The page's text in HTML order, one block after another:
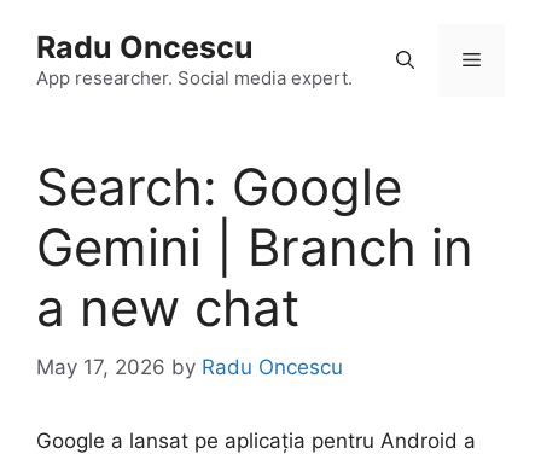
content
Radu Oncescu
App researcher. Social media expert.
Menu
Search: Google
Gemini | Branch in
a new chat
May 17, 2026 by Radu Oncescu
Google a lansat pe aplicația pentru Android a